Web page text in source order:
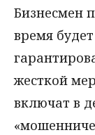
Бизнесмен
время
жесткой
включат в